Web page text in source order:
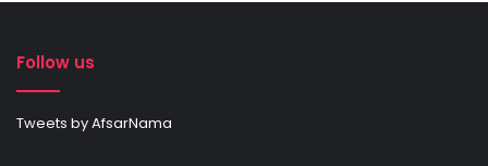
Follow us
Tweets by AfsarNama